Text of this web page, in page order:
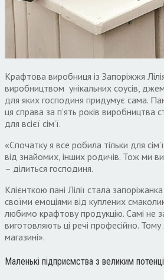
Крафтова виробниця із Запоріжжя
виробництвом унікальних соусів,
для яких господиня придумує сама.
ця справа за п’ять років виробництва
для всієї сім’ї.
«Спочатку я все робила тільки для
від знайомих, інших родичів. Тож ми
– ділиться господиня.
Клієнткою пані Лілії стала
своїми емоціями від куплених
любимо крафтову продукцію. Самі не
виготовляють ці речі професійно.
магазині».
Маленькі підприємства з великим